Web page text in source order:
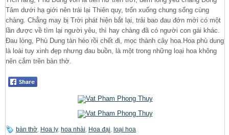
Tâm dưới hạ giới nên trái lại Thiên quy, trốn xuống chung sống cùng
chàng. Chẳng may bị Trời phát hiện bắt lại, trải bao đau đớn mới có một
lần được về tìm lại người yêu, thì hay chàng đã có người con gái khác.
Đau lòng, Phù Dung tàn héo rồi chết đi, mọc thành cây hoa.Hoa phù dung
là loài tuy xinh đẹp nhưng đau buồn, là một trong những loại hoa không
nên cắm trên bàn thờ.
bàn thờ, Hoa ly, hoa nhài, Hoa đại, loại hoa